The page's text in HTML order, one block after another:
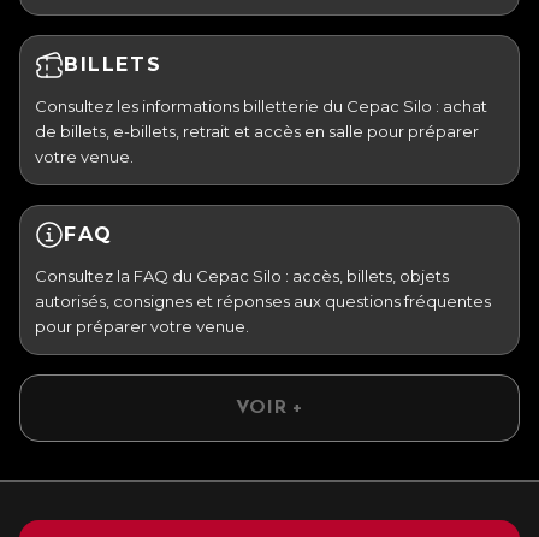
BILLETS
Consultez les informations billetterie du Cepac Silo : achat
de billets, e-billets, retrait et accès en salle pour préparer
votre venue.
FAQ
Consultez la FAQ du Cepac Silo : accès, billets, objets
autorisés, consignes et réponses aux questions fréquentes
pour préparer votre venue.
VOIR +